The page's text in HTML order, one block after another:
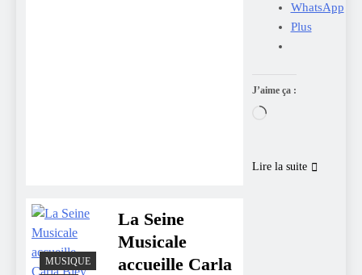
WhatsApp
Plus
J’aime ça :
Chargement…
Lire la suite
MUSIQUE
La Seine
Musicale
accueille Carla